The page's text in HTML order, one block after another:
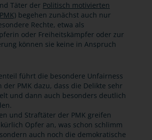
Täter der Politisch motivierten
begehen zunächst auch nur
Rechte, etwa als
oder Freiheitskämpfer oder zur
können sie keine in Anspruch
führt die besondere Unfairness
der PMK dazu, dass die Delikte sehr
und dann auch besonders deutlich
und Straftäter der PMK greifen
Opfer an, was schon schlimm
auch noch die demokratische